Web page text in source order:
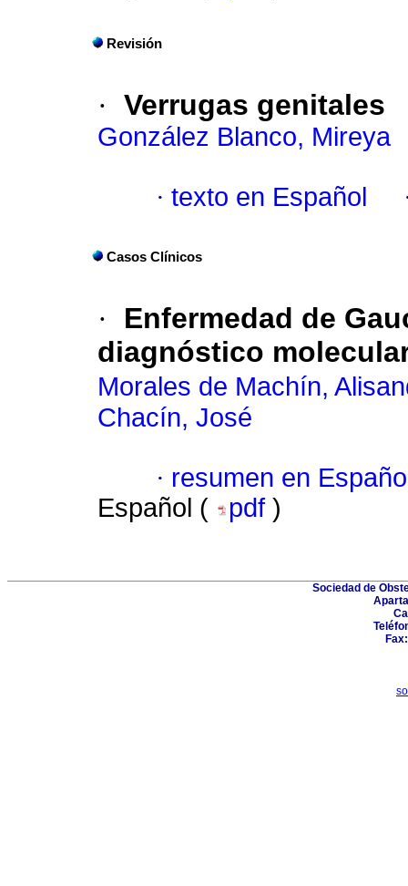
Revisión
· Verrugas genitales
González Blanco, Mireya
· texto en Español
Casos Clínicos
·
Enfermedad de
diagnóstico
Morales de Machín,
Chacín, José
· resumen en
Español (
pdf )
Sociedad de